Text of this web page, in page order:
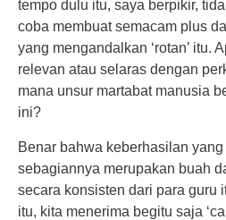
tempo dulu itu, saya berpikir,
coba membuat semacam plus
yang mengandalkan ‘rotan’ itu.
relevan atau selaras dengan
mana unsur martabat manusia
ini?
Benar bahwa keberhasilan yang
sebagiannya merupakan buah
secara konsisten dari para guru
itu, kita menerima begitu saja